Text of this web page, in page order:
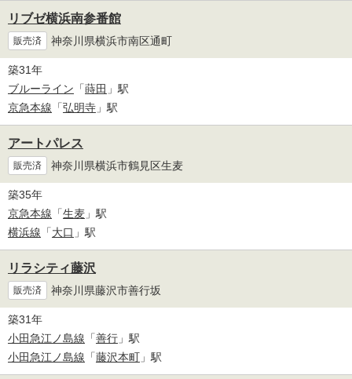
リブゼ横浜南参番館
販売済 神奈川県横浜市南区通町
築31年
ブルーライン 「蒔田 」駅
京急本線 「弘明寺 」駅
アートパレス
販売済 神奈川県横浜市鶴見区生麦
築35年
京急本線 「生麦 」駅
横浜線 「大口 」駅
リラシティ藤沢
販売済 神奈川県藤沢市善行坂
築31年
小田急江ノ島線 「善行 」駅
小田急江ノ島線 「藤沢本町 」駅